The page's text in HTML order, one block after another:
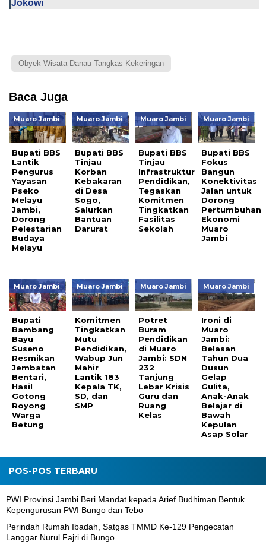
Jokowi
Obyek Wisata Danau Tangkas Kekeringan
Baca Juga
Muaro Jambi
Bupati BBS
Lantik
Pengurus
Yayasan
Pseko
Melayu
Jambi,
Dorong
Pelestarian
Budaya
Melayu
Muaro Jambi
Bupati BBS
Tinjau
Korban
Kebakaran
di Desa
Sogo,
Salurkan
Bantuan
Darurat
Muaro Jambi
Bupati BBS
Tinjau
Infrastruktur
Pendidikan,
Tegaskan
Komitmen
Tingkatkan
Fasilitas
Sekolah
Muaro Jambi
Bupati BBS
Fokus
Bangun
Konektivitas
Jalan untuk
Dorong
Pertumbuhan
Ekonomi
Muaro
Jambi
Muaro Jambi
Bupati
Bambang
Bayu
Suseno
Resmikan
Jembatan
Bentari,
Hasil
Gotong
Royong
Warga
Betung
Muaro Jambi
Komitmen
Tingkatkan
Mutu
Pendidikan,
Wabup Jun
Mahir
Lantik 183
Kepala TK,
SD, dan
SMP
Muaro Jambi
Potret
Buram
Pendidikan
di Muaro
Jambi: SDN
232
Tanjung
Lebar Krisis
Guru dan
Ruang
Kelas
Muaro Jambi
Ironi di
Muaro
Jambi:
Belasan
Tahun Dua
Dusun
Gelap
Gulita,
Anak-Anak
Belajar di
Bawah
Kepulan
Asap Solar
POS-POS TERBARU
PWI Provinsi Jambi Beri Mandat kepada Arief Budhiman Bentuk
Kepengurusan PWI Bungo dan Tebo
Perindah Rumah Ibadah, Satgas TMMD Ke-129 Pengecatan
Langgar Nurul Fajri di Bungo